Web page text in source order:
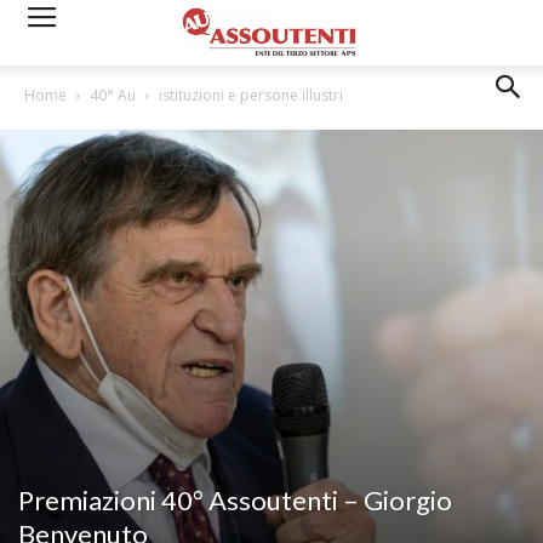
Home 40° Au istituzioni e persone illustri
Premiazioni 40° Assoutenti – Giorgio
Benvenuto